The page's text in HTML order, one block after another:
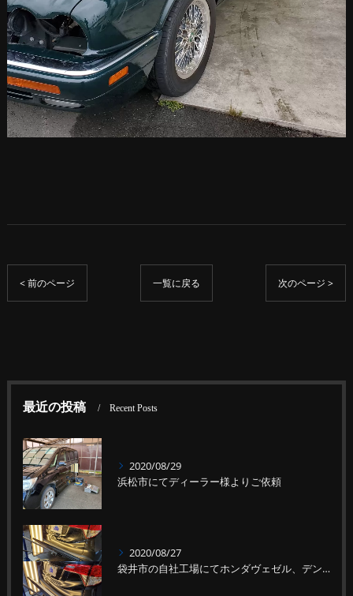
< 前のページ 一覧に戻る 次のページ >
最近の投稿 Recent Posts
2020/08/29
浜松市にてディーラー様よりご依頼
2020/08/27
袋井市の自社工場にてホンダヴェゼル、デントリペア